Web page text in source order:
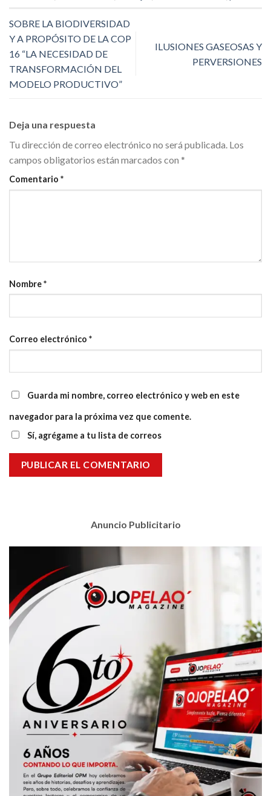
SOBRE LA BIODIVERSIDAD
Y A PROPÓSITO DE LA COP
16 “LA NECESIDAD DE
TRANSFORMACIÓN DEL
MODELO PRODUCTIVO”
ILUSIONES GASEOSAS Y
PERVERSIONES
Deja una respuesta
Tu dirección de correo electrónico no será publicada. Los
campos obligatorios están marcados con *
Comentario *
Nombre*
Correo electrónico *
Guarda mi nombre, correo electrónico y web en este
navegador para la próxima vez que comente.
Sí, agrégame a tu lista de correos
Anuncio Publicitario